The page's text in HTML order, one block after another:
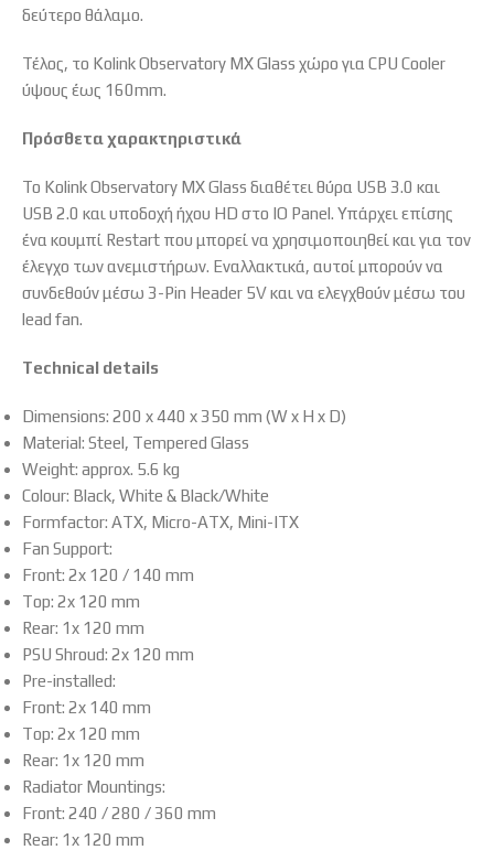
δεύτερο θάλαμο.
Τέλος, το Kolink Observatory MX Glass χώρο για CPU Cooler
ύψους έως 160mm.
Πρόσθετα χαρακτηριστικά
Το Kolink Observatory MX Glass διαθέτει θύρα USB 3.0 και
USB 2.0 και υποδοχή ήχου HD στο IO Panel. Υπάρχει επίσης
ένα κουμπί Restart που μπορεί να χρησιμοποιηθεί και για τον
έλεγχο των ανεμιστήρων. Εναλλακτικά, αυτοί μπορούν να
συνδεθούν μέσω 3-Pin Header 5V και να ελεγχθούν μέσω του
lead fan.
Technical details
Dimensions: 200 x 440 x 350 mm (W x H x D)
Material: Steel, Tempered Glass
Weight: approx. 5.6 kg
Colour: Black, White & Black/White
Formfactor: ATX, Micro-ATX, Mini-ITX
Fan Support:
Front: 2x 120 / 140 mm
Top: 2x 120 mm
Rear: 1x 120 mm
PSU Shroud: 2x 120 mm
Pre-installed:
Front: 2x 140 mm
Top: 2x 120 mm
Rear: 1x 120 mm
Radiator Mountings:
Front: 240 / 280 / 360 mm
Rear: 1x 120 mm